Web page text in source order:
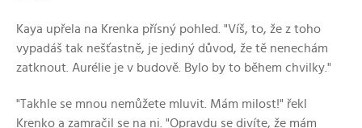
Kaya upřela na Krenka přísný pohled. "Víš, to, že z toho
vypadáš tak nešťastně, je jediný důvod, že tě nenechám
zatknout. Aurélie je v budově. Bylo by to během chvilky."
"Takhle se mnou nemůžete mluvit. Mám milost!" řekl
Krenko a zamračil se na ni. "Opravdu se divíte, že mám